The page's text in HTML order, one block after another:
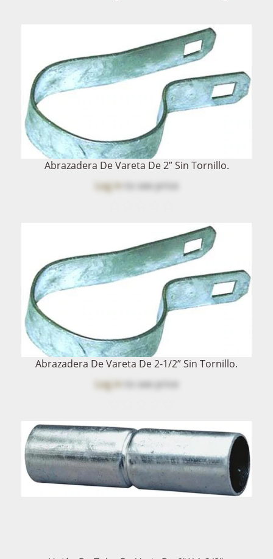
Abrazadera De Vareta De 2” Sin Tornillo.
Log into see price
Abrazadera De Vareta De 2-1/2” Sin Tornillo.
Log into see price